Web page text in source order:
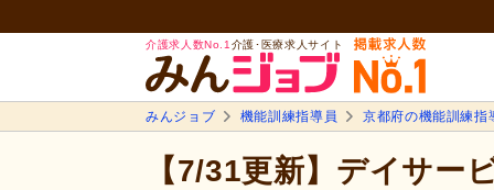
介護求人数No.1 介護･医療求人サイト
みんジョブ 機能訓練指導員 京都府の機能訓練指
【7/31更新】デイサー